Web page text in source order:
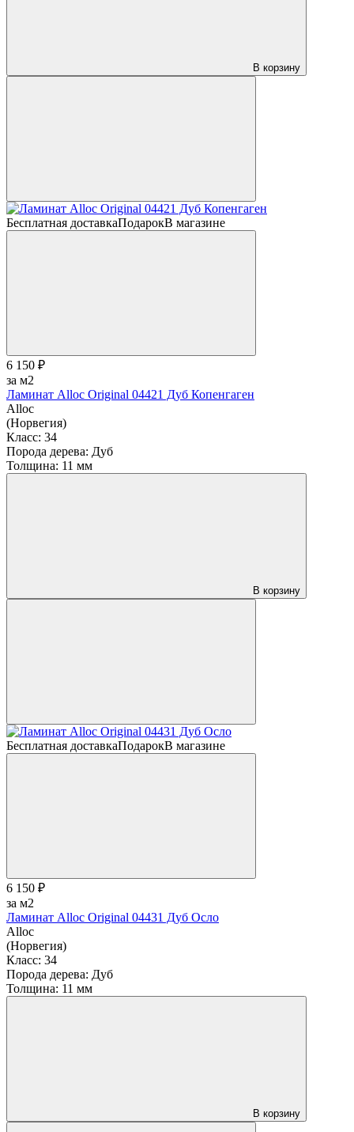
В корзину
Бесплатная доставкаПодарокВ магазине
6 150 ₽
за м2
Ламинат Alloc Original 04421 Дуб Копенгаген
Alloc
(Норвегия)
Класс: 34
Порода дерева: Дуб
Толщина: 11 мм
В корзину
Бесплатная доставкаПодарокВ магазине
6 150 ₽
за м2
Ламинат Alloc Original 04431 Дуб Осло
Alloc
(Норвегия)
Класс: 34
Порода дерева: Дуб
Толщина: 11 мм
В корзину